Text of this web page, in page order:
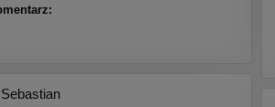
Sebastian